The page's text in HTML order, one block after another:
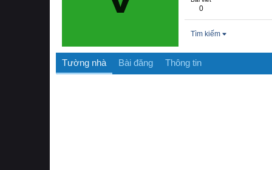
0
Tìm kiếm
Tường nhà Bài đăng Thông tin